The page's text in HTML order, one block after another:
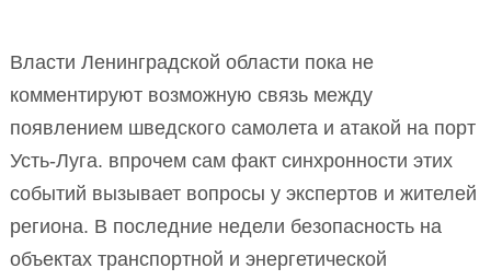
Власти Ленинградской области пока не
комментируют возможную связь между
появлением шведского самолета и атакой на порт
Усть-Луга. впрочем сам факт синхронности этих
событий вызывает вопросы у экспертов и жителей
региона. В последние недели безопасность на
объектах транспортной и энергетической